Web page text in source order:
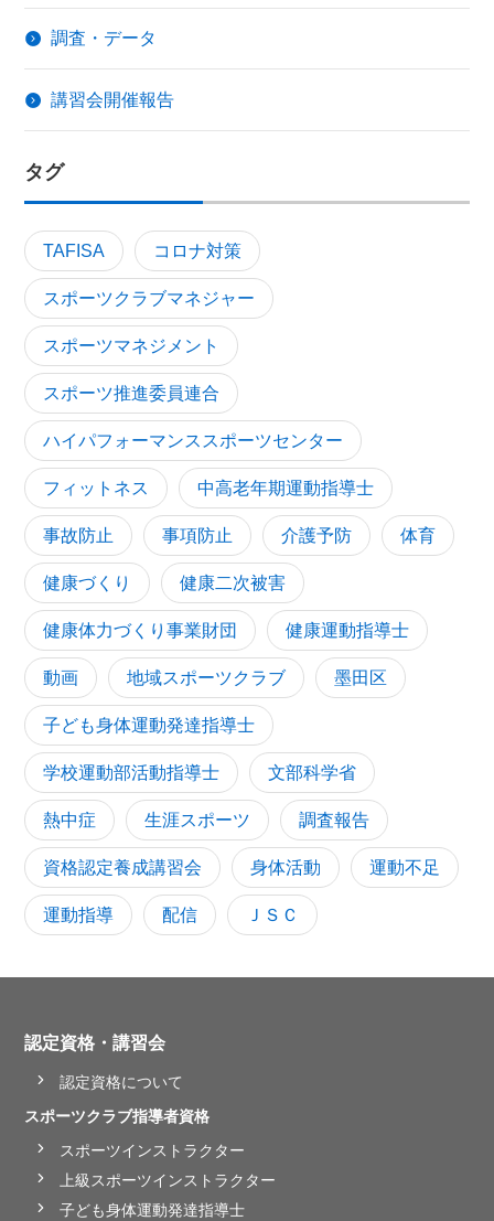
調査・データ
講習会開催報告
タグ
TAFISA コロナ対策
スポーツクラブマネジャー
スポーツマネジメント
スポーツ推進委員連合
ハイパフォーマンススポーツセンター
フィットネス 中高老年期運動指導士
事故防止 事項防止 介護予防 体育
健康づくり 健康二次被害
健康体力づくり事業財団 健康運動指導士
動画 地域スポーツクラブ 墨田区
子ども身体運動発達指導士
学校運動部活動指導士 文部科学省
熱中症 生涯スポーツ 調査報告
資格認定養成講習会 身体活動 運動不足
運動指導 配信 ＪＳＣ
認定資格・講習会
認定資格について
スポーツクラブ指導者資格
スポーツインストラクター
上級スポーツインストラクター
子ども身体運動発達指導士